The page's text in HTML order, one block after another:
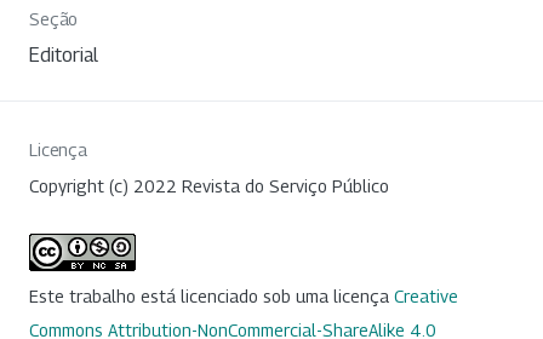
Seção
Editorial
Licença
Copyright (c) 2022 Revista do Serviço Público
Este trabalho está licenciado sob uma licença Creative
Commons Attribution-NonCommercial-ShareAlike 4.0